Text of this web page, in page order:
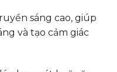
sáng cao, giúp
và tạo cảm giác